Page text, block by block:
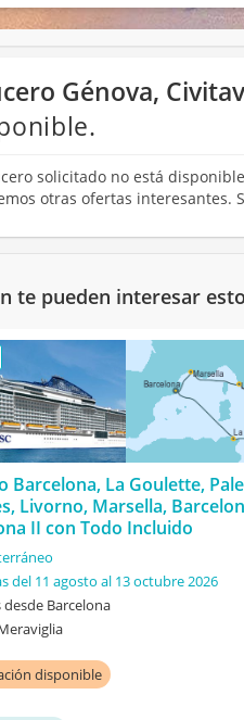
Génova,
solicitado no está
otras ofertas interesantes.
te pueden interesar
Barcelona, La Goulette,
Livorno, Marsella,
II con Todo Incluido
del 11 agosto al 13 octubre 2026
desde Barcelona
disponible